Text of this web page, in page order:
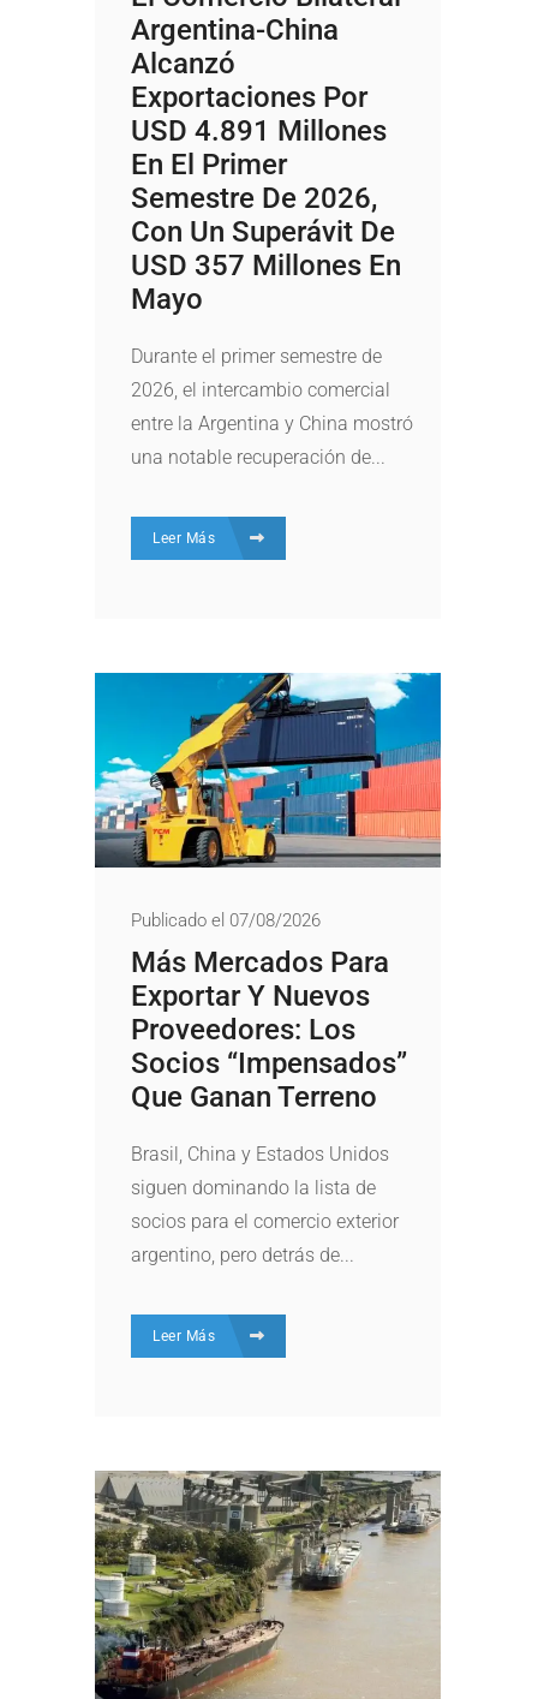
Argentina-China
Alcanzó
Exportaciones Por
USD 4.891 Millones
En El Primer
Semestre De 2026,
Con Un Superávit De
USD 357 Millones En
Mayo
Durante el primer semestre de
2026, el intercambio comercial
entre la Argentina y China mostró
una notable recuperación de...
Leer Más
Publicado el 07/08/2026
Más Mercados Para
Exportar Y Nuevos
Proveedores: Los
Socios “impensados”
Que Ganan Terreno
Brasil, China y Estados Unidos
siguen dominando la lista de
socios para el comercio exterior
argentino, pero detrás de...
Leer Más